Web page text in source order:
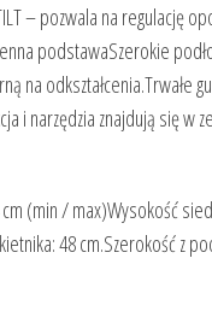
– pozwala na regulację
podstawaSzerokie
na odkształcenia.Trwałe
i narzędzia znajdują się w
(min / max)Wysokość
48 cm.Szerokość z